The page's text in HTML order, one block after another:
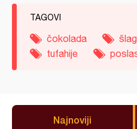
TAGOVI
čokolada šlag
tufahije
Najnoviji